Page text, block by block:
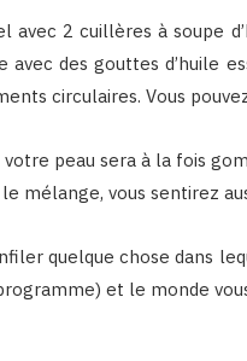
avec 2 cuillères à soupe
avec des gouttes d’huile
circulaires. Vous
peau sera à la fois
mélange, vous sentirez
quelque chose dans
et le monde